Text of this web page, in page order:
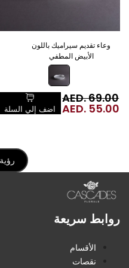
وعاء تقديم سيراميك باللون
الأبيض المطفي
السعر
العادي
AED. 69.00
سعر
AED. 55.00 اضف إلي السلة
روابط سريعة
الأقسام
نقصات